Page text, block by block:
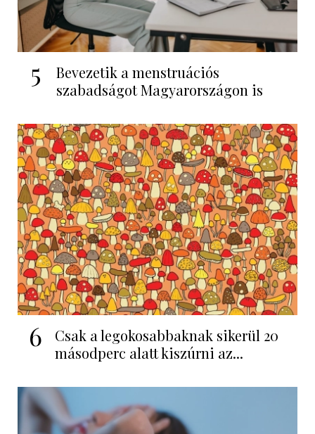
5
Bevezetik a menstruációs
szabadságot Magyarországon is
6
Csak a legokosabbaknak sikerül 20
másodperc alatt kiszúrni az...